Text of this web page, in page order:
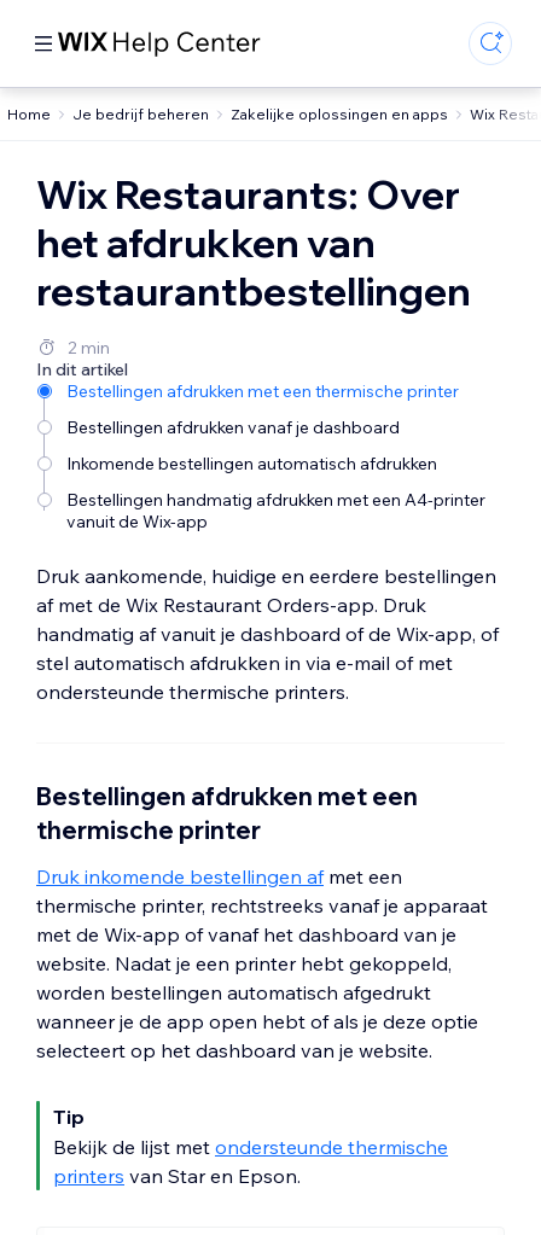
Home Je bedrijf beheren Zakelijke oplossingen en apps Wix
Wix Restaurants: Over
het afdrukken van
restaurantbestellingen
2 min
In dit artikel
Bestellingen afdrukken met een thermische printer
Bestellingen afdrukken vanaf je dashboard
Inkomende bestellingen automatisch afdrukken
Bestellingen handmatig afdrukken met een A4-printer
vanuit de Wix-app
Druk aankomende, huidige en eerdere bestellingen
af met de Wix Restaurant Orders-app. Druk
handmatig af vanuit je dashboard of de Wix-app, of
stel automatisch afdrukken in via e-mail of met
ondersteunde thermische printers.
Bestellingen afdrukken met een
thermische printer
Druk inkomende bestellingen afmet een
thermische printer, rechtstreeks vanaf je apparaat
met de Wix-app of vanaf het dashboard van je
website. Nadat je een printer hebt gekoppeld,
worden bestellingen automatisch afgedrukt
wanneer je de app open hebt of als je deze optie
selecteert op het dashboard van je website.
Tip
Bekijk de lijst met ondersteunde thermische
printers van Star en Epson.